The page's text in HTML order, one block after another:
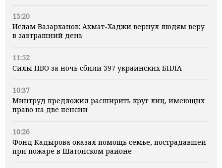
13:20
Ислам Вазарханов: Ахмат-Хаджи вернул людям веру
в завтрашний день
11:52
Силы ПВО за ночь сбили 397 украинских БПЛА
10:37
Минтруд предложил расширить круг лиц, имеющих
право на две пенсии
10:26
Фонд Кадырова оказал помощь семье, пострадавшей
при пожаре в Шатойском районе